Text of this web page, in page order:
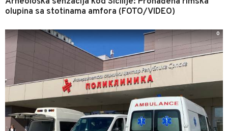
olupina sa stotinama amfora (FOTO/VIDEO)
0